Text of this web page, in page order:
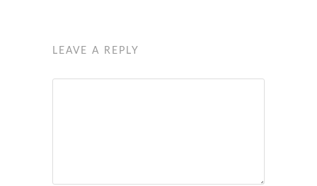
LEAVE A REPLY